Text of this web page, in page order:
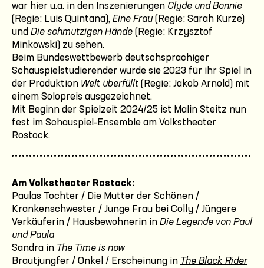
war hier u.a. in den Inszenierungen Clyde und Bonnie
(Regie: Luis Quintana), Eine Frau(Regie: Sarah Kurze)
und Die schmutzigen Hände (Regie: Krzysztof
Minkowski) zu sehen.
Beim Bundeswettbewerb deutschsprachiger
Schauspielstudierender wurde sie 2023 für ihr Spiel in
der Produktion Welt überfüllt (Regie: Jakob Arnold) mit
einem Solopreis ausgezeichnet.
Mit Beginn der Spielzeit 2024/25 ist Malin Steitz nun
fest im Schauspiel-Ensemble am Volkstheater
Rostock.
Am Volkstheater Rostock:
Paulas Tochter / Die Mutter der Schönen /
Krankenschwester / Junge Frau bei Colly / Jüngere
Verkäuferin / Hausbewohnerin in Die Legende von Paul
und Paula
Sandra in The Time is now
Brautjungfer / Onkel / Erscheinung in The Black Rider